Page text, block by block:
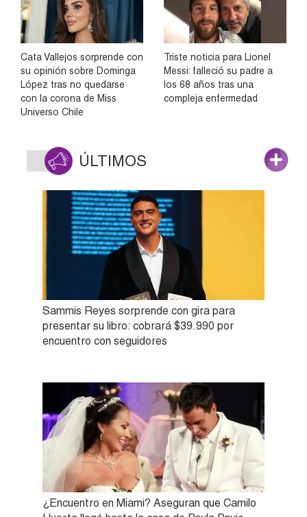
Cata Vallejos sorprende con
su opinión sobre Dominga
López tras no quedarse
con la corona de Miss
Universo Chile
Triste noticia para Lionel
Messi: falleció su padre a
los 68 años tras una
compleja enfermedad
ÚLTIMOS
Sammis Reyes sorprende con gira para
presentar su libro: cobrará $39.990 por
encuentro con seguidores
¿Encuentro en Miami? Aseguran que Camilo